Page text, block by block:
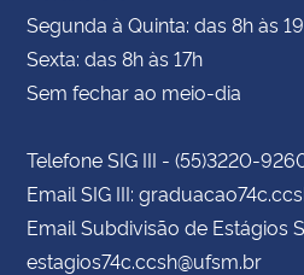
Segunda à Quinta: das 8h às
Sexta: das 8h às 17h
Sem fechar ao meio-dia
Telefone SIG III - (55)3220-
Email SIG III:
Email Subdivisão de Estágios
estagios74c.ccsh@ufsm.br